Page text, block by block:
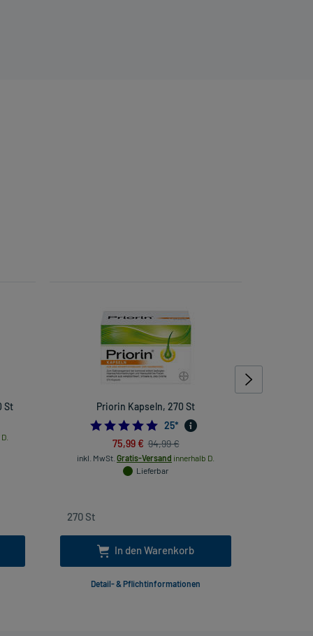
St Priorin Kapseln, 270 St
4.96
25*
75,99 € 94,99 €
inkl. MwSt. Gratis-Versand innerhalb D.
Lieferbar
In den Warenkorb
Detail- & Pflichtinformationen